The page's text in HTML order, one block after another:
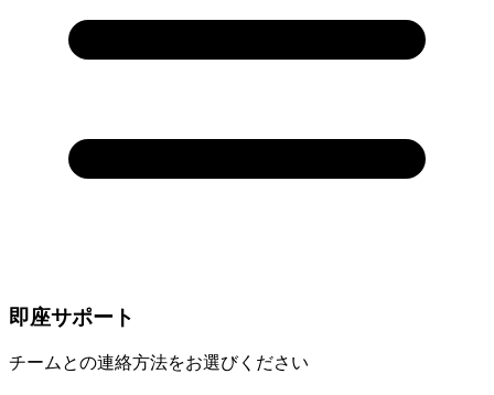
即座サポート
チームとの連絡方法をお選びください